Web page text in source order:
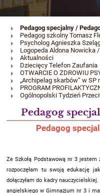
Specjaliści
szkolni
Pedagog specjalny /
Pedagog szkolny Tomasz
Psycholog Agnieszka
Logopeda Aldona Nowicka
Aktualności
Dziecięcy Telefon Zaufania
OTWARCIE O ZDROWIU
„Archipelag skarbów” w SP
PROGRAM
Ogólnopolski Tydzień
Pedagog
Pedagog
Ze Szkołą Podstawową nr 3
rozpoczęłam tu swoją edukację
dołączyłam do kadry
angielskiego w Gimnazjum nr 3 i